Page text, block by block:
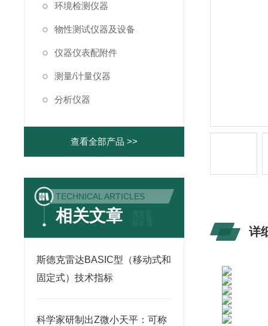
环境检测仪器
物性测试仪器及设备
仪器仪表配附件
测量/计量仪器
分析仪器
查看全部产品 >>
TECHNICAL ARTICLES
相关文章
斯德克雷达BASIC型（移动式和
固定式）技术指标
科学家研制出Z微小天平：可称
详